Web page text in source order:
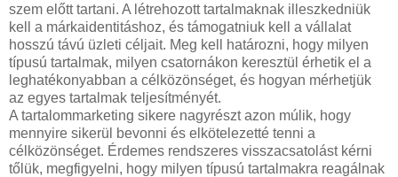
szem előtt tartani. A létrehozott tartalmaknak illeszkedniük
kell a márkaidentitáshoz, és támogatniuk kell a vállalat
hosszú távú üzleti céljait. Meg kell határozni, hogy milyen
típusú tartalmak, milyen csatornákon keresztül érhetik el a
leghatékonyabban a célközönséget, és hogyan mérhetjük
az egyes tartalmak teljesítményét.
A tartalommarketing sikere nagyrészt azon múlik, hogy
mennyire sikerül bevonni és elkötelezetté tenni a
célközönséget. Érdemes rendszeres visszacsatolást kérni
tőlük, megfigyelni, hogy milyen típusú tartalmakra reagálnak